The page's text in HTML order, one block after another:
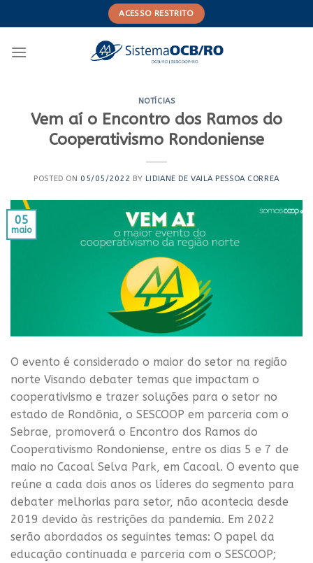
to
ACESSO RESTRITO
NOTÍCIAS
Vem aí o Encontro dos Ramos do
Cooperativismo Rondoniense
POSTED ON 05/05/2022 BY LIDIANE DE VAILA PESSOA CORREA
05
maio
O evento é considerado o maior do setor na região
norte Visando debater temas que impactam o
cooperativismo e trazer soluções para o setor no
estado de Rondônia, o SESCOOP em parceria com o
Sebrae, promoverá o Encontro dos Ramos do
Cooperativismo Rondoniense, entre os dias 5 e 7 de
maio no Cacoal Selva Park, em Cacoal. O evento que
reúne a cada dois anos os líderes do segmento para
debater melhorias para setor, não acontecia desde
2019 devido às restrições da pandemia. Em 2022
serão abordados os seguintes temas: O papel da
educação continuada e parceria com o SESCOOP;